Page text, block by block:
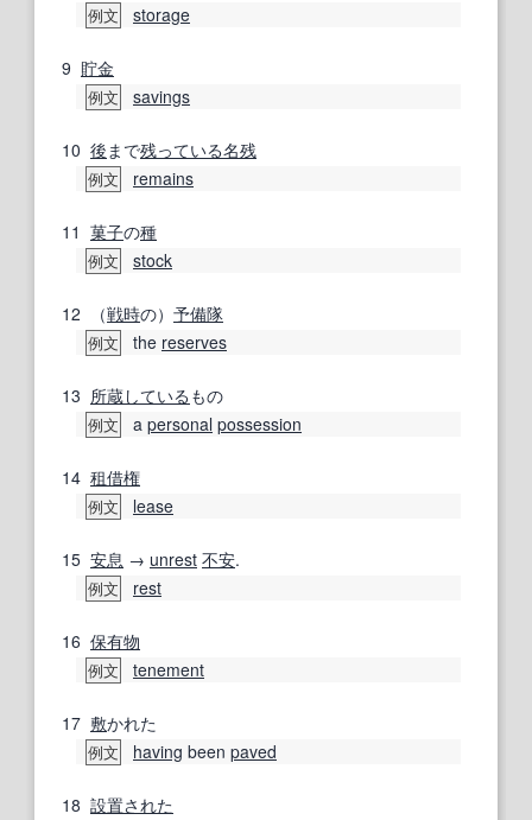
例文 storage
9 貯金
例文 savings
10 後まで残っている名残
例文 remains
11 菓子の種
例文 stock
12 （戦時の） 予備隊
例文 the reserves
13 所蔵している もの
例文 a personal possession
14 租借権
例文 lease
15 安息 → unrest 不安.
例文 rest
16 保有物
例文 tenement
17 敷かれた
例文 having been paved
18 設置された